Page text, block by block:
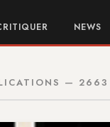
NEWS
— 2663